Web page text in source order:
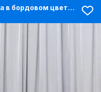
Платье-баллон из хлопка в бордовом цвете с резинкой на верхе